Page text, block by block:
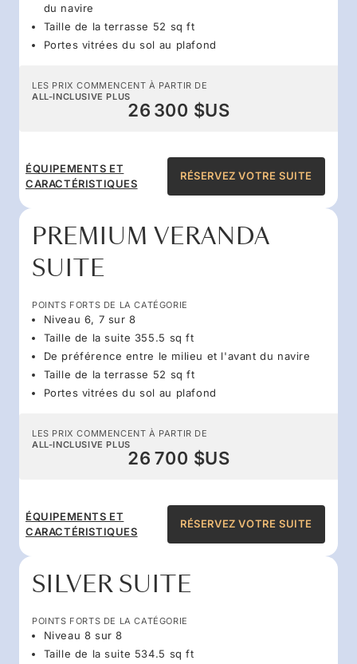
du navire
Taille de la terrasse 52 sq ft
Portes vitrées du sol au plafond
LES PRIX COMMENCENT À PARTIR DE
ALL-INCLUSIVE PLUS
26 300 $US
ÉQUIPEMENTS ET
CARACTÉRISTIQUES
RÉSERVEZ VOTRE SUITE
PREMIUM VERANDA
SUITE
POINTS FORTS DE LA CATÉGORIE
Niveau 6, 7 sur 8
Taille de la suite 355.5 sq ft
De préférence entre le milieu et l'avant du navire
Taille de la terrasse 52 sq ft
Portes vitrées du sol au plafond
LES PRIX COMMENCENT À PARTIR DE
ALL-INCLUSIVE PLUS
26 700 $US
ÉQUIPEMENTS ET
CARACTÉRISTIQUES
RÉSERVEZ VOTRE SUITE
SILVER SUITE
POINTS FORTS DE LA CATÉGORIE
Niveau 8 sur 8
Taille de la suite 534.5 sq ft